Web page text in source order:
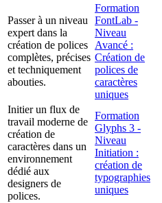
Passer à un niveau
expert dans la
création de polices
complètes, précises
et techniquement
abouties.
Formation
FontLab -
Niveau
Avancé :
Création de
polices de
caractères
uniques
Initier un flux de
travail moderne de
création de
caractères dans un
environnement
dédié aux
designers de
polices.
Formation
Glyphs 3 -
Niveau
Initiation :
création de
typographies
uniques